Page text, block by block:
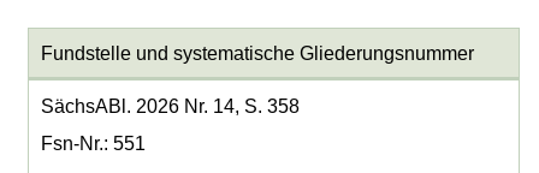
Fundstelle und systematische Gliederungsnummer
SächsABl. 2026 Nr. 14, S. 358
Fsn-Nr.: 551